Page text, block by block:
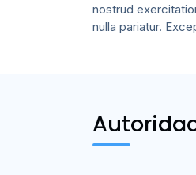
nostrud
nulla pariatur.